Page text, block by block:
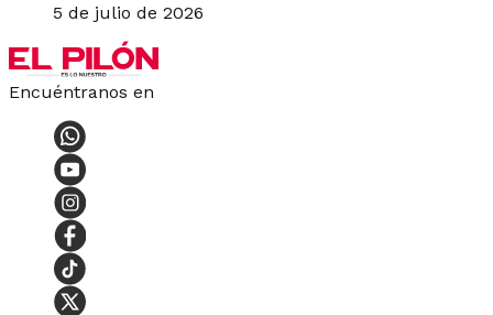
5 de julio de 2026
Encuéntranos en